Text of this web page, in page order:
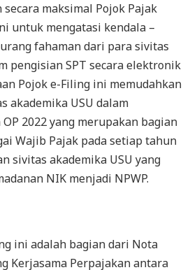
maksimal Pojok Pajak
untuk mengatasi kendala –
fahaman dari para sivitas
pengisian SPT secara elektronik
Pojok e-Filing ini memudahkan
akademika USU dalam
2022 yang merupakan bagian
Wajib Pajak pada setiap tahun
sivitas akademika USU yang
NIK menjadi NPWP.
ini adalah bagian dari Nota
Kerjasama Perpajakan antara